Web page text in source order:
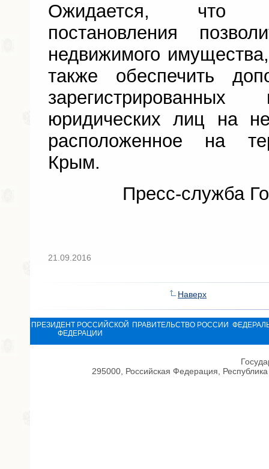
Ожидается, что
постановления
недвижимого
также обеспечить
юридических лиц на
расположенное на
Крым.
Пресс-служба
21.09.2016
Наверх
ПРЕЗИДЕНТ РОССИЙСКОЙ
ФЕДЕРАЦИИ
ПРАВИТЕЛЬСТВО РОССИИ
295000, Российская Федерация,